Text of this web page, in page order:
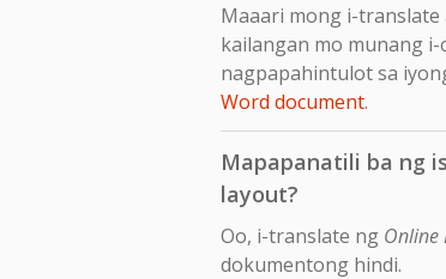
Maaari mong i-
kailangan mo munang
nagpapahintulot sa
Word document.
Mapapanatili ba ng
layout?
Oo, i-translate ng Online
dokumentong hindi.